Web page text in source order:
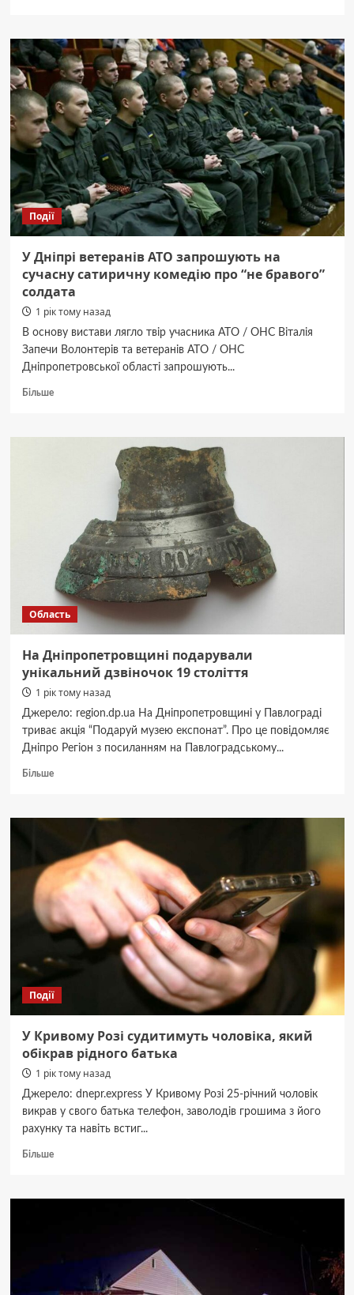
цілителі:
як
коти
розпізнають
хворобу
господаря
Події
У Дніпрі ветеранів АТО запрошують на
сучасну сатиричну комедію про “не бравого”
солдата
1 рік тому назад
В основу вистави лягло твір учасника АТО / ОНС Віталія
Запечи Волонтерів та ветеранів АТО / ОНС
Дніпропетровської області запрошують...
БільшеДокладніше
Дніпрі
сатиричну
комедію
про
“не
бравого”
солдата
Область
На Дніпропетровщині подарували
унікальний дзвіночок 19 століття
1 рік тому назад
Джерело: region.dp.ua На Дніпропетровщині у Павлограді
триває акція “Подаруй музею експонат”. Про це повідомляє
Дніпро Регіон з посиланням на Павлоградському...
БільшеДокладніше
Дніпропетровщині
унікальний
дзвіночок
19
Події
У Кривому Розі судитимуть чоловіка, який
обікрав рідного батька
1 рік тому назад
Джерело: dnepr.express У Кривому Розі 25-річний чоловік
викрав у свого батька телефон, заволодів грошима з його
рахунку та навіть встиг...
БільшеДокладніше
Кривому